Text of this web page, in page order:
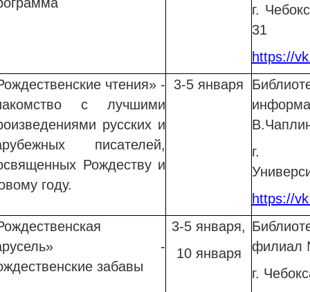
г.
31
https://
чтения» -
с лучшими
русских и
писателей,
Рождеству и
году.
3-5 января
г.
https://
-
забавы
3-5 января,
10 января
филиал
г.